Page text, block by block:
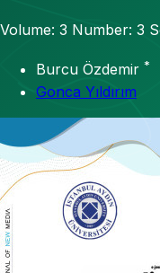
Volume: 3 Number: 3
Burcu Özdemir *
Gonca Yıldırım